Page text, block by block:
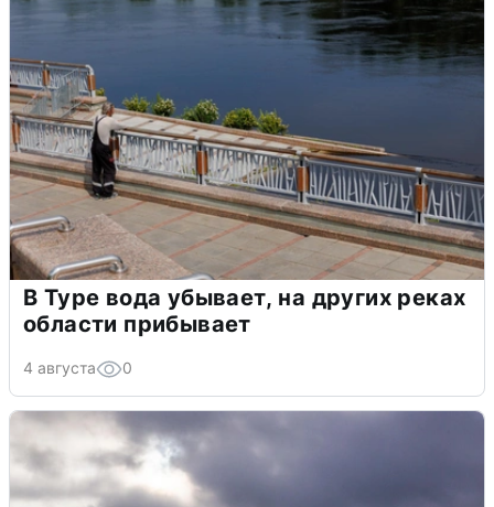
В Туре вода убывает, на других реках
области прибывает
4 августа 0